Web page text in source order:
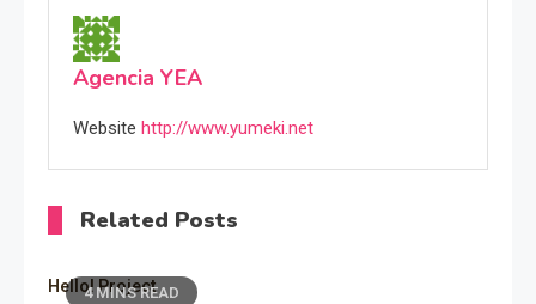
Agencia YEA
Website http://www.yumeki.net
Related Posts
4 MINS READ
Hello! Project